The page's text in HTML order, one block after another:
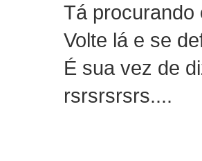
Tá procurando
Volte lá e se
É sua vez de
rsrsrsrsrs....